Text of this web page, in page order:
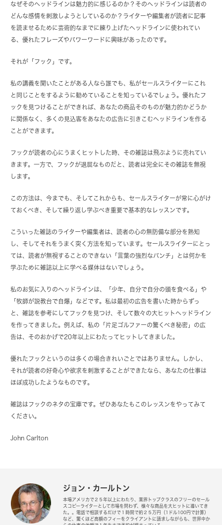
なぜそのヘッドラインは魅力的に感じるのか？そのヘッドラインは読者の
どんな感情を刺激しようとしているのか？ライターや編集者が読者に記事
を読ませるために芸術的なまでに練り上げたヘッドラインに使われてい
る、優れたフレーズやパワーワードに興味があったのです。
それが「フック」です。
私の講義を聞いたことがある人なら誰でも、私がセールスライターにこれ
と同じことをするように勧めていることを知っているでしょう。優れたフ
ックを見つけることができれば、あなたの商品そのものが魅力的かどうか
に関係なく、多くの見込客をあなたの広告に引きこむヘッドラインを作る
ことができます。
フックが読者の心にうまくヒットした時、その雑誌は飛ぶように売れてい
きます。一方で、フックが退屈なものだと、読者は完全にその雑誌を無視
します。
この方法は、今までも、そしてこれからも、セールスライターが常に心がけ
ておくべき、そして繰り返し学ぶべき重要で基本的なレッスンです。
こういった雑誌のライターや編集者は、読者の心の無防備な部分を熟知
し、そしてそれをうまく突く方法を知っています。セールスライターにとっ
ては、読者が無視することのできない「言葉の強烈なパンチ」とは何かを
学ぶために雑誌以上に学べる媒体はないでしょう。
私のお気に入りのヘッドラインは、「少年、自分で自分の頭を食べる」や
「牧師が説教台で自爆」などです。私は最初の広告を書いた時からずっ
と、雑誌を参考にしてフックを見つけ、そして数々の大ヒットヘッドライン
を作ってきました。例えば、私の「片足ゴルファーの驚くべき秘密」の広
告は、そのおかげで20年以上にわたってヒットしてきました。
優れたフックというのは多くの場合きれいごとではありません。しかし、
それが読者の好奇心や欲求を刺激することができたなら、あなたの仕事は
ほぼ成功したようなものです。
雑誌はフックのネタの宝庫です。ぜひあなたもこのレッスンをやってみて
ください。
John Carlton
ジョン・カールトン
本場アメリカで２５年以上にわたり、業界トップクラスのフリーのセール
スコピーライターとして市場を問わず、様々な商品を大ヒットに導いてき
た。。電話で相談するだけで１時間で約２５万円（1ドル100円で計算）
など、驚くほど高額のフィーをクライアントに請求しながらも、世界中か